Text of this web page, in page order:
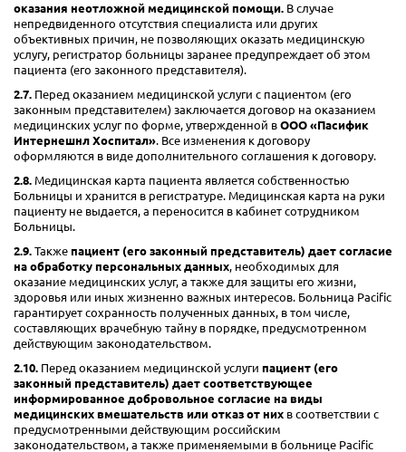
оказания неотложной медицинской помощи. В случае
непредвиденного отсутствия специалиста или других
объективных причин, не позволяющих оказать медицинскую
услугу, регистратор больницы заранее предупреждает об этом
пациента (его законного представителя).
2.7. Перед оказанием медицинской услуги с пациентом (его
законным представителем) заключается договор на оказанием
медицинских услуг по форме, утвержденной в ООО «Пасифик
Интернешнл Хоспитал». Все изменения к договору
оформляются в виде дополнительного соглашения к договору.
2.8. Медицинская карта пациента является собственностью
Больницы и хранится в регистратуре. Медицинская карта на руки
пациенту не выдается, а переносится в кабинет сотрудником
Больницы.
2.9. Также пациент (его законный представитель) дает согласие
на обработку персональных данных, необходимых для
оказание медицинских услуг, а также для защиты его жизни,
здоровья или иных жизненно важных интересов. Больница Pacific
гарантирует сохранность полученных данных, в том числе,
составляющих врачебную тайну в порядке, предусмотренном
действующим законодательством.
2.10. Перед оказанием медицинской услуги пациент (его
законный представитель) дает соответствующее
информированное добровольное согласие на виды
медицинских вмешательств или отказ от них в соответствии с
предусмотренными действующим российским
законодательством, а также применяемыми в больнице Pacific